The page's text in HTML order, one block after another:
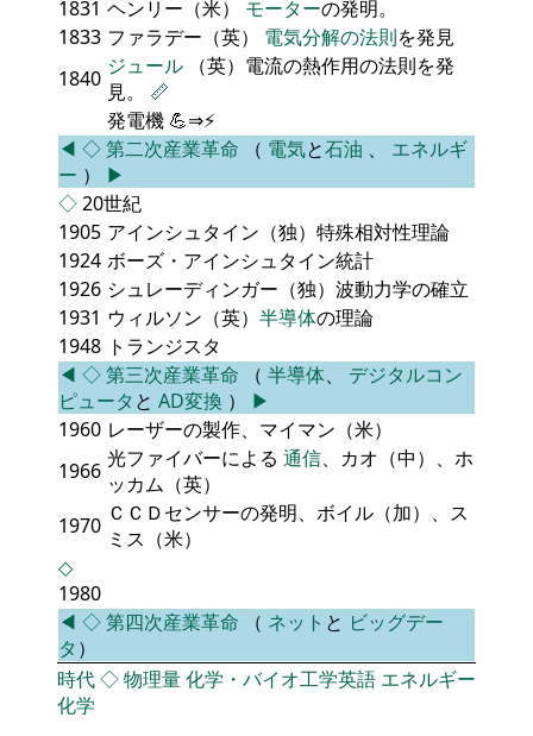
1831 ヘンリー（米） モーターの発明。
1833 ファラデー（英） 電気分解の法則を発見
1840 ジュール （英）電流の熱作用の法則を発
見。 📏
発電機 💪⇒⚡
◀ ◇第二次産業革命 （ 電気と石油 、 エネルギ
ー ） ▶
◇20世紀
1905 アインシュタイン（独）特殊相対性理論
1924 ボーズ・アインシュタイン統計
1926 シュレーディンガー（独）波動力学の確立
1931 ウィルソン（英） 半導体の理論
1948 トランジスタ
◀ ◇第三次産業革命 （ 半導体、 デジタルコン
ピュータ と AD変換 ） ▶
1960 レーザーの製作、マイマン（米）
1966 光ファイバーによる 通信、カオ（中）、ホ
ッカム（英）
1970 ＣＣＤセンサーの発明、ボイル（加）、ス
ミス（米）
◇
1980
◀ ◇第四次産業革命 （ ネット と ビッグデー
タ ）
時代◇物理量化学・バイオ工学英語 エネルギー
化学